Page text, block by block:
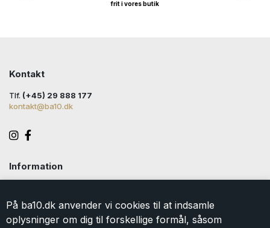
På ba10.dk anvender vi cookies til at indsamle
oplysninger om dig til forskellige formål, såsom
frit i vores butik
Kontakt
Tlf. (+45) 29 888 177
kontakt@ba10.dk
Information
Levering
Returlabel